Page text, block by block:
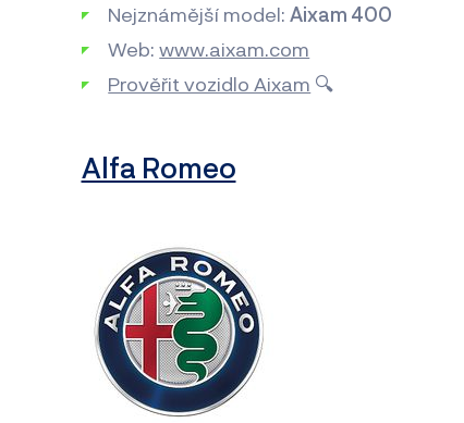
Nejznámější model:Aixam 400
Web:www.aixam.com
Prověřit vozidlo Aixam 🔍
Alfa Romeo